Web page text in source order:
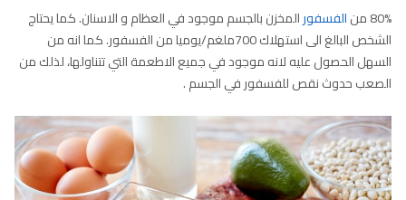
80% من
الفسفورالمخزن بالجسم موجود في العظام و الاسنان. كما يحتاج
الشخص البالغ الى استهلاك 700ملغم/يوميا من الفسفور. كما انه من
السهل الحصول عليه لانه موجود في جميع الاطعمة التي تتناولها، لذلك من
الصعب حدوث نقص للفسفور في الجسم .